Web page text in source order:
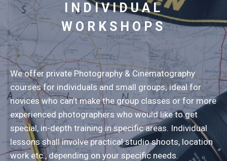
INDIVIDUAL
WORKSHOPS
We offer private Photography & Cinematography
courses for individuals and small groups; ideal for
novices who can’t make the group classes or for more
experienced photographers who would like to get
special, in-depth training in specific areas. Individual
lessons shall involve practical studio shoots, location
work etc., depending on your specific needs.